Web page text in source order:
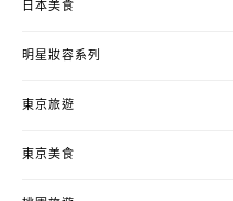
日本美食
明星妝容系列
東京旅遊
東京美食